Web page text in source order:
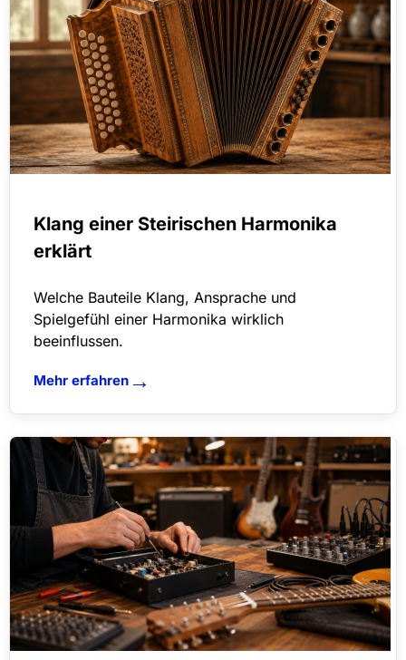
Klang einer Steirischen Harmonika
erklärt
Welche Bauteile Klang, Ansprache und
Spielgefühl einer Harmonika wirklich
beeinflussen.
Mehr erfahren →